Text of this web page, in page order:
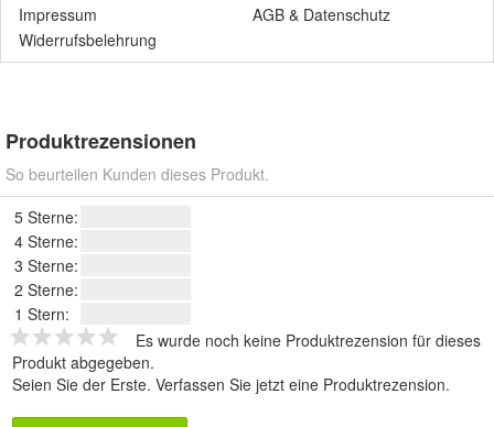
Impressum
AGB & Datenschutz
Widerrufsbelehrung
Produktrezensionen
So beurteilen Kunden dieses Produkt.
5 Sterne:
4 Sterne:
3 Sterne:
2 Sterne:
1 Stern:
Es wurde noch keine Produktrezension für dieses
Produkt abgegeben.
Seien Sie der Erste. Verfassen Sie jetzt eine Produktrezension.